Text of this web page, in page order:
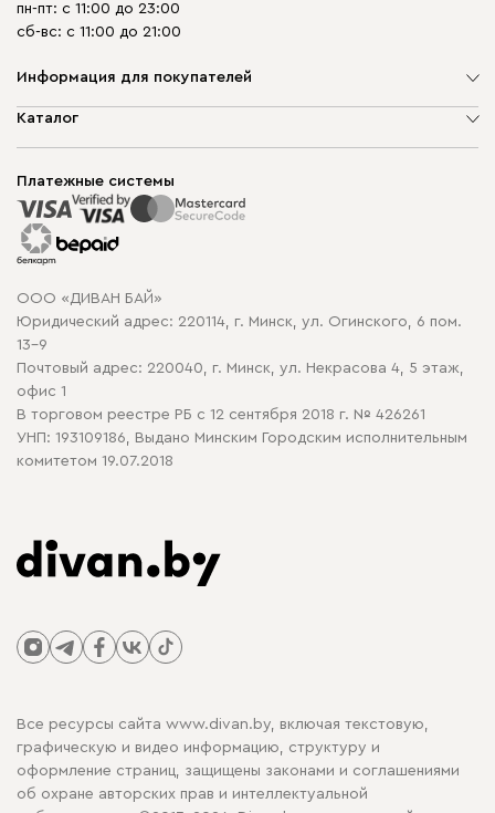
пн-пт: с 11:00 до 23:00
сб-вс: с 11:00 до 21:00
Информация для покупателей
О компании
Способы оплаты
Рассрочка и кредит
Гарантия
Карта сайта
Политика конфиденциальности
Политика в отношении обработки cookie
Каталог
Корпусная мебель
Распродажа мебели
Платежные системы
ООО «ДИВАН БАЙ»
Юридический адрес: 220114, г. Минск, ул. Огинского, 6 пом.
13-9
Почтовый адрес: 220040, г. Минск, ул. Некрасова 4, 5 этаж,
офис 1
В торговом реестре РБ с 12 сентября 2018 г. № 426261
УНП: 193109186, Выдано Минским Городским исполнительным
комитетом 19.07.2018
Все ресурсы сайта www.divan.by, включая текстовую,
графическую и видео информацию, структуру и
оформление страниц, защищены законами и соглашениями
об охране авторских прав и интеллектуальной